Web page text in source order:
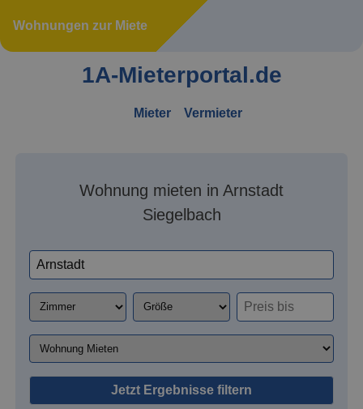
Wohnungen zur Miete
1A-Mieterportal.de
Mieter Vermieter
Wohnung mieten in Arnstadt
Siegelbach
Jetzt Ergebnisse filtern